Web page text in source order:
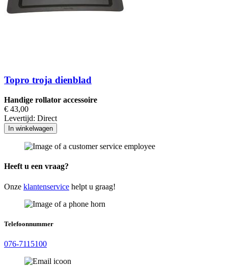
Topro troja dienblad
Handige rollator accessoire
€ 43,00
Levertijd: Direct
In winkelwagen
Heeft u een vraag?
Onze klantenservice helpt u graag!
Telefoonnummer
076-7115100